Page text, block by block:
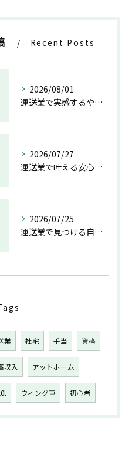
Recent Posts
2026/08/01
運送業で実感するやりがいと成長の魅力
2026/07/27
運送業で叶える安心と成長のキャリア
2026/07/25
運送業で見つける自分らしい働き方と安定の未来
業 社宅 手当 資格
収入 アットホーム
ウィング車 初心者